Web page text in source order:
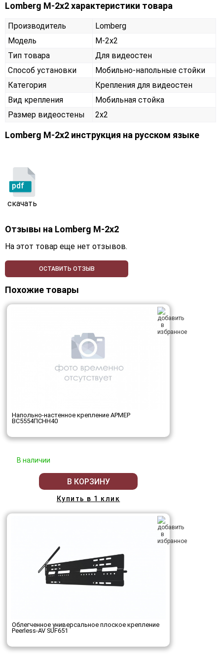
Lomberg M-2х2 характеристики товара
Производитель
Lomberg
Модель
M-2х2
Тип товара
Для видеостен
Способ установки
Мобильно-напольные стойки
Категория
Крепления для видеостен
Вид крепления
Мобильная стойка
Размер видеостены
2x2
Lomberg M-2х2 инструкция на русском языке
pdf
скачать
Отзывы на Lomberg M-2х2
На этот товар еще нет отзывов.
ОСТАВИТЬ ОТЗЫВ
Похожие товары
Напольно-настенное крепление АРМЕР
ВС5554ПСНН40
В наличии
В КОРЗИНУ
Купить в 1 клик
Облегченное универсальное плоское крепление
Peerless-AV SUF651